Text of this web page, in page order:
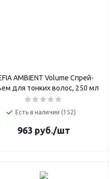
AMBIENT Volume Спрей-
для тонких волос, 250 мл
Есть в наличии (152)
963 руб./шт